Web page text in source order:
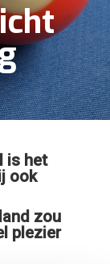
is het
ook
zou
plezier